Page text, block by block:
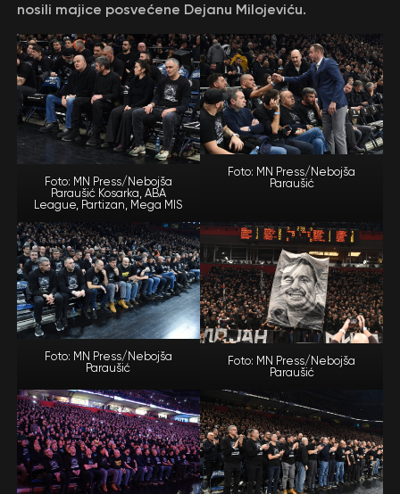
nosili majice posvećene Dejanu Milojeviću.
Foto: MN Press/Nebojša
Paraušić Kosarka, ABA
League, Partizan, Mega MIS
Foto: MN Press/Nebojša
Paraušić
Foto: MN Press/Nebojša
Paraušić
Foto: MN Press/Nebojša
Paraušić